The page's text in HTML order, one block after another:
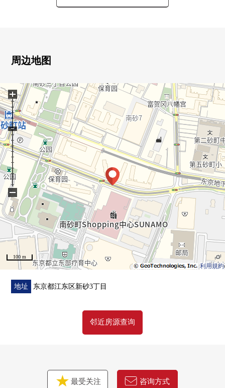
○ 有2个地方步入式衣帽间
○ 有人24小时的管理体制(夜间保安对应)
○ 有智能快递柜
0 能从阳台看东京晴空塔。
■ 翻新履历2019年━━━━━━━━━━・・・・・
○ 组合厨房交换
○ 浴室交换
○ 厕所更换
○ 地板换新(LDK，各居室)
○ 墙，天花板Cross张替
0 门交换
■ 周边环境━━━━━━━━━━━・・・・・
・SUNAMO步行2分钟(约110m)
・7-Eleven江东新砂3丁目商店步行5分钟(约380m)
・新砂ayumi公园步行3分钟(约220m)
周边地图
利用規約
100 m
+
−
地址 东京都江东区新砂3丁目
邻近房源查询
最受关注 咨询方式